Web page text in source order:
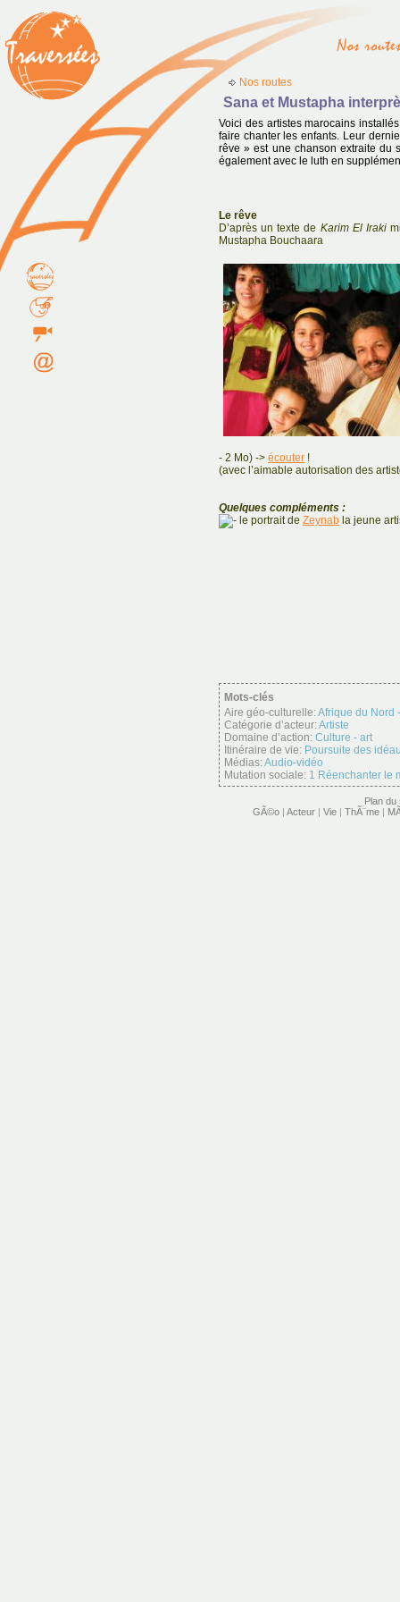
Nos routes
Sana et Mustapha
Voici des artistes marocains
faire chanter les enfants. Leur
rêve » est une chanson extraite du
également avec le luth en
Le rêve
D’après un texte de Karim El Iraki
Mustapha Bouchaara
- 2 Mo) -> écouter !
(avec l’aimable autorisation des
Quelques compléments :
le portrait de Zeynab la jeune
Mots-clés
Aire géo-culturelle:Afrique du Nord
Catégorie d’acteur:Artiste
Domaine d’action: Culture - art
Itinéraire de vie: Poursuite des
Médias:Audio-vidéo
Mutation sociale: 1 Réenchanter le
Plan du
GÃ©o | Acteur | Vie | ThÃ¨me |